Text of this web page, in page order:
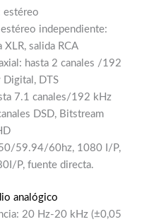
independiente:
XLR, salida RCA
hasta 2 canales /192
DTS
7.1 canales/192 kHz
DSD, Bitstream
59.94/60hz, 1080 I/P,
P, fuente directa.
analógico
20 Hz-20 kHz (±0,05